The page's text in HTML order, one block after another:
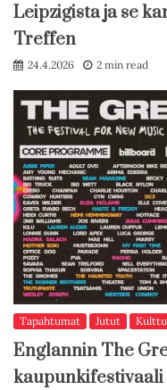
Leipzigista ja se
Treffen
24.4.2026 2 min read
Tapahtumat Jutut
Englannin The
kaupunkifestivaali